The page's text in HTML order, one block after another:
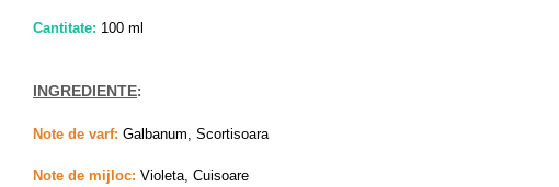
Asdaaf
Athoor Al Alam
Fariis
Fragrance World
Cantitate: 100 ml
INGREDIENTE:
Note de varf: Galbanum, Scortisoara
Note de mijloc: Violeta, Cuisoare